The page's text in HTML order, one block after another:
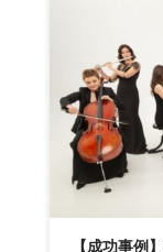
【成功事例